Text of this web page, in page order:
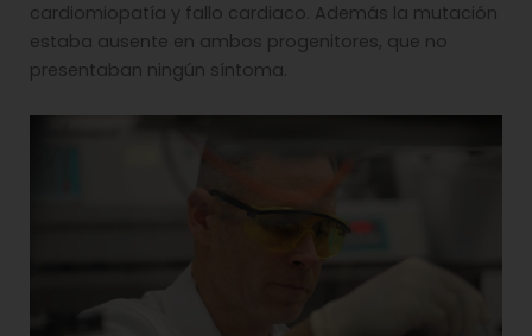
cardiomiopatía y fallo cardiaco. Además la mutación
estaba ausente en ambos progenitores, que no
presentaban ningún síntoma.